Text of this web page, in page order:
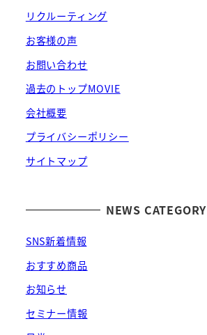
リクルーティング
お客様の声
お問い合わせ
過去のトップMOVIE
会社概要
プライバシーポリシー
サイトマップ
NEWS CATEGORY
SNS新着情報
おすすめ商品
お知らせ
セミナー情報